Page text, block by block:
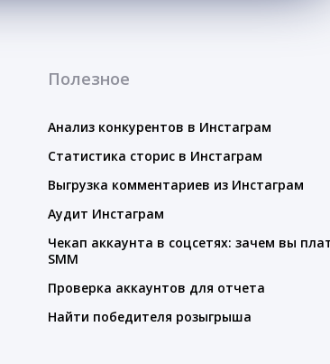
Полезное
Анализ конкурентов в Инстаграм
Статистика сторис в Инстаграм
Выгрузка комментариев из Инстаграм
Аудит Инстаграм
Чекап аккаунта в соцсетях: зачем вы
SMM
Проверка аккаунтов для отчета
Найти победителя розыгрыша